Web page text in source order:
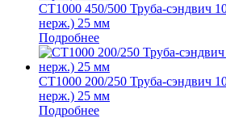
СТ1000 450/500 Труба-сэндвич
нерж.) 25 мм
Подробнее
СТ1000 200/250 Труба-сэндвич
нерж.) 25 мм
Подробнее